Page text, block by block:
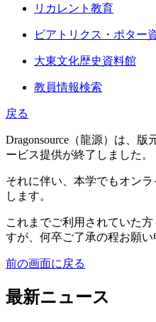
リカレント教育
ビアトリクス・ポター
大東文化歴史資料館
教員情報検索
戻る
Dragonsource（龍源）は、
ービス提供が終了しました。
それに伴い、本学でもオン
します。
これまでご利用されていた
すが、何卒ご了承の程お願い
前の画面に戻る
最新ニュース